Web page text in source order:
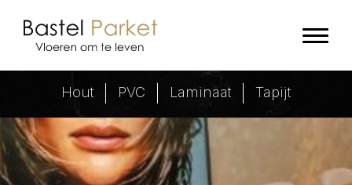
9×45 tapis visgraat vloer
Hout PVC Laminaat Tapijt